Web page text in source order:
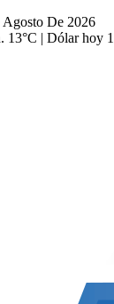
De 2026
13°C | Dólar hoy